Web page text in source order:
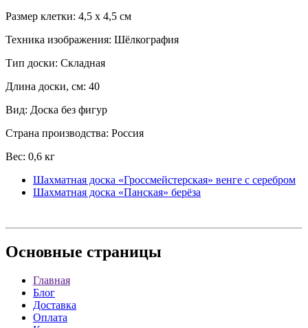
Размер клетки: 4,5 x 4,5 см
Техника изображения: Шёлкография
Тип доски: Складная
Длина доски, см: 40
Вид: Доска без фигур
Страна производства: Россия
Вес: 0,6 кг
Шахматная доска «Гроссмейстерская» венге с серебром
Шахматная доска «Панская» берёза
Основные страницы
Главная
Блог
Доставка
Оплата